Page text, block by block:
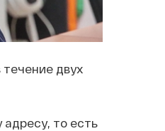
течение двух
то есть